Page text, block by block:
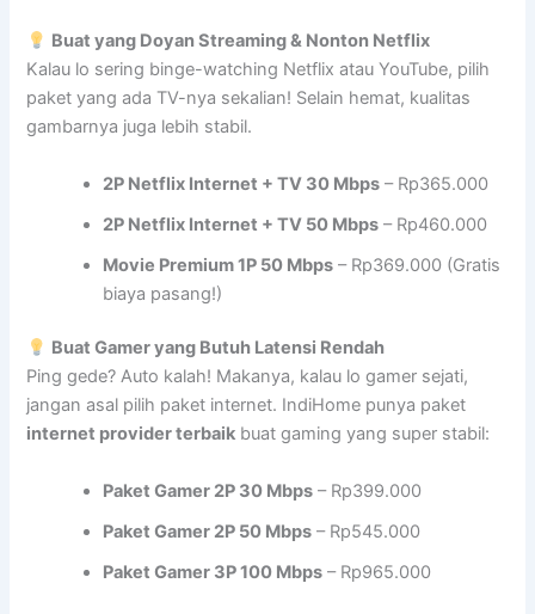
Buat yang Doyan Streaming & Nonton Netflix
Kalau lo sering binge-watching Netflix atau YouTube, pilih
paket yang ada TV-nya sekalian! Selain hemat, kualitas
gambarnya juga lebih stabil.
2P Netflix Internet + TV 30 Mbps – Rp365.000
2P Netflix Internet + TV 50 Mbps – Rp460.000
Movie Premium 1P 50 Mbps – Rp369.000 (Gratis
biaya pasang!)
Buat Gamer yang Butuh Latensi Rendah
Ping gede? Auto kalah! Makanya, kalau lo gamer sejati,
jangan asal pilih paket internet. IndiHome punya paket
internet provider terbaik buat gaming yang super stabil:
Paket Gamer 2P 30 Mbps – Rp399.000
Paket Gamer 2P 50 Mbps – Rp545.000
Paket Gamer 3P 100 Mbps – Rp965.000